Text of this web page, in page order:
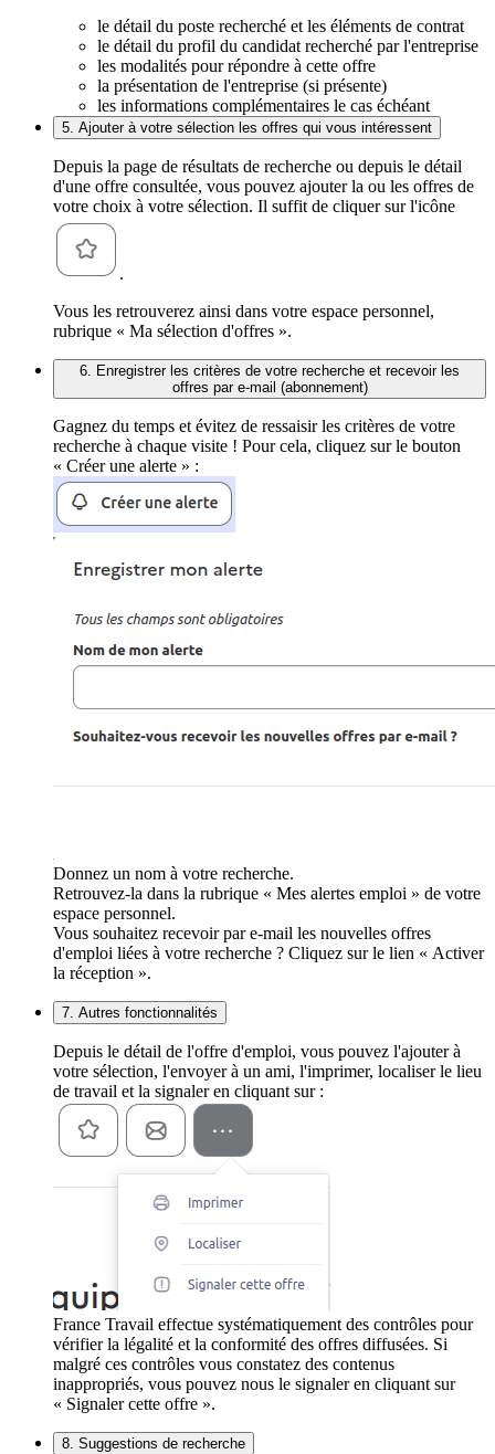
le détail du poste recherché et les éléments de contrat
le détail du profil du candidat recherché par l'entreprise
les modalités pour répondre à cette offre
la présentation de l'entreprise (si présente)
les informations complémentaires le cas échéant
5. Ajouter à votre sélection les offres qui vous intéressent
Depuis la page de résultats de recherche ou depuis le détail
d'une offre consultée, vous pouvez ajouter la ou les offres de
votre choix à votre sélection. Il suffit de cliquer sur l'icône
.
Vous les retrouverez ainsi dans votre espace personnel,
rubrique « Ma sélection d'offres ».
6. Enregistrer les critères de votre recherche et recevoir les
offres par e-mail (abonnement)
Gagnez du temps et évitez de ressaisir les critères de votre
recherche à chaque visite ! Pour cela, cliquez sur le bouton
« Créer une alerte » :
Donnez un nom à votre recherche.
Retrouvez-la dans la rubrique « Mes alertes emploi » de votre
espace personnel.
Vous souhaitez recevoir par e-mail les nouvelles offres
d'emploi liées à votre recherche ? Cliquez sur le lien « Activer
la réception ».
7. Autres fonctionnalités
Depuis le détail de l'offre d'emploi, vous pouvez l'ajouter à
votre sélection, l'envoyer à un ami, l'imprimer, localiser le lieu
de travail et la signaler en cliquant sur :
France Travail effectue systématiquement des contrôles pour
vérifier la légalité et la conformité des offres diffusées. Si
malgré ces contrôles vous constatez des contenus
inappropriés, vous pouvez nous le signaler en cliquant sur
« Signaler cette offre ».
8. Suggestions de recherche